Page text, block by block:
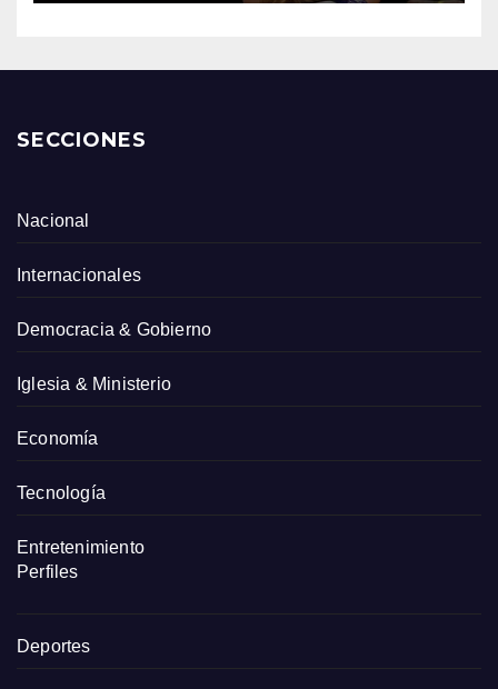
SECCIONES
Nacional
Internacionales
Democracia & Gobierno
Iglesia & Ministerio
Economía
Tecnología
Entretenimiento
Perfiles
Deportes